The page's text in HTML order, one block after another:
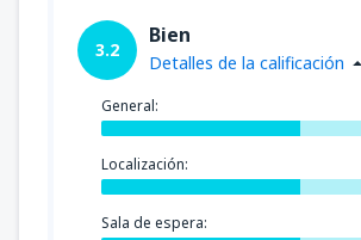
3.2
Bien
Detalles de la calificación
General:
Localización:
Sala de espera: